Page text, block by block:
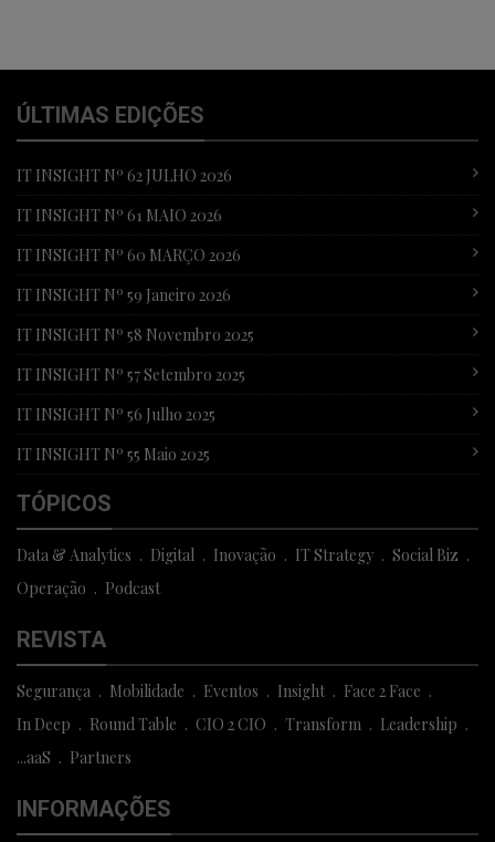
ÚLTIMAS EDIÇÕES
IT INSIGHT Nº 62 JULHO 2026
IT INSIGHT Nº 61 MAIO 2026
IT INSIGHT Nº 60 MARÇO 2026
IT INSIGHT Nº 59 Janeiro 2026
IT INSIGHT Nº 58 Novembro 2025
IT INSIGHT Nº 57 Setembro 2025
IT INSIGHT Nº 56 Julho 2025
IT INSIGHT Nº 55 Maio 2025
TÓPICOS
Data & Analytics Digital Inovação IT Strategy
Social Biz
Operação
Podcast
REVISTA
Segurança Mobilidade Eventos Insight
Face 2 Face
In Deep
Round Table CIO 2 CIO Transform
Leadership
...aaS
Partners
INFORMAÇÕES